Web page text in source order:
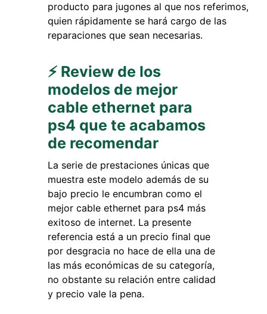
producto para jugones al que nos referimos,
quien rápidamente se hará cargo de las
reparaciones que sean necesarias.
⚡ Review de los
modelos de mejor
cable ethernet para
ps4 que te acabamos
de recomendar
La serie de prestaciones únicas que
muestra este modelo además de su
bajo precio le encumbran como el
mejor cable ethernet para ps4 más
exitoso de internet. La presente
referencia está a un precio final que
por desgracia no hace de ella una de
las más económicas de su categoría,
no obstante su relación entre calidad
y precio vale la pena.